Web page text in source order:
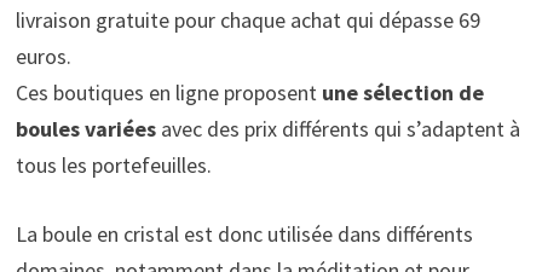
livraison gratuite pour chaque achat qui dépasse 69
euros.
Ces boutiques en ligne proposent une sélection de
boules variéesavec des prix différents qui s’adaptent à
tous les portefeuilles.
La boule en cristal est donc utilisée dans différents